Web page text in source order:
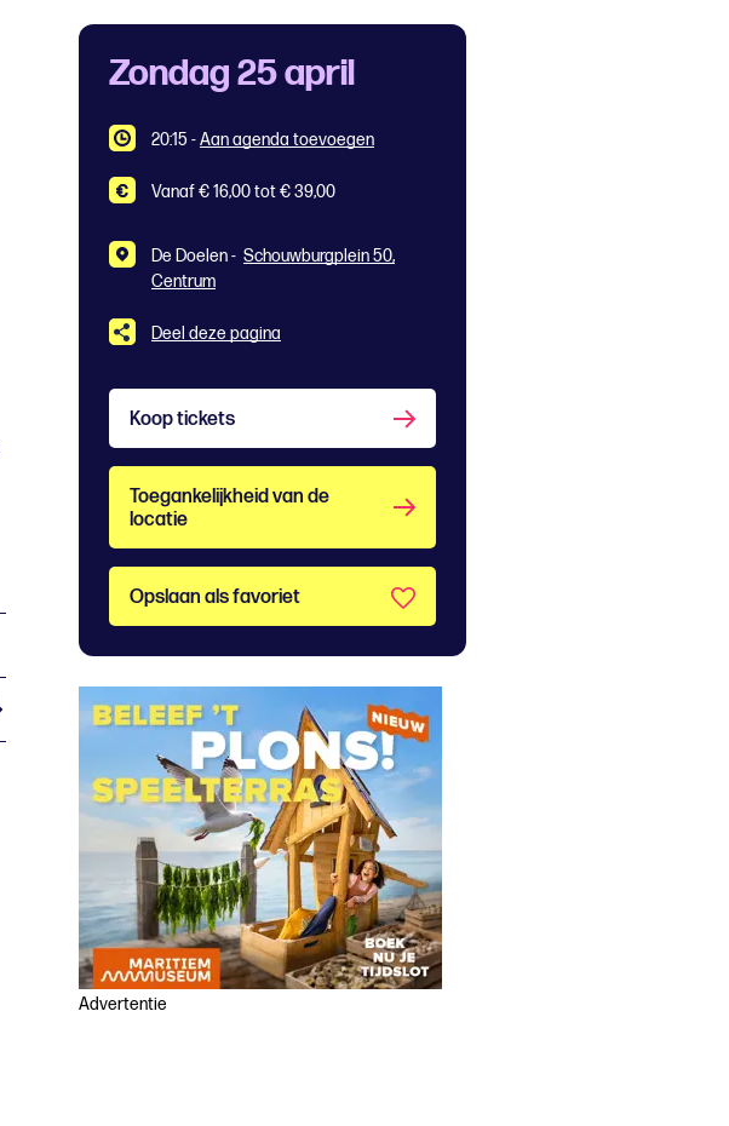
Zondag 25 april
20:15 -Aan agenda toevoegen
Vanaf € 16,00 tot € 39,00
De Doelen - Schouwburgplein 50,
Centrum
Deel deze pagina
Koop tickets
Toegankelijkheid van de
locatie
Opslaan als favoriet
Advertentie